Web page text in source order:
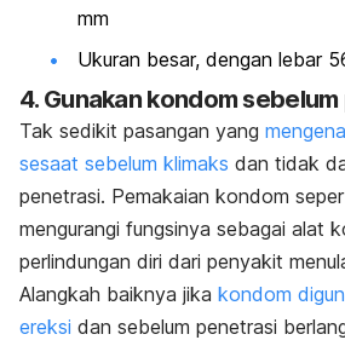
mm
Ukuran besar, dengan lebar
4. Gunakan kondom
Tak sedikit pasangan yang
sesaat sebelum klimaks dan tidak
penetrasi. Pemakaian kondom
mengurangi fungsinya sebagai alat
perlindungan diri dari penyakit
Alangkah baiknya jika kondom
ereksi dan sebelum penetrasi